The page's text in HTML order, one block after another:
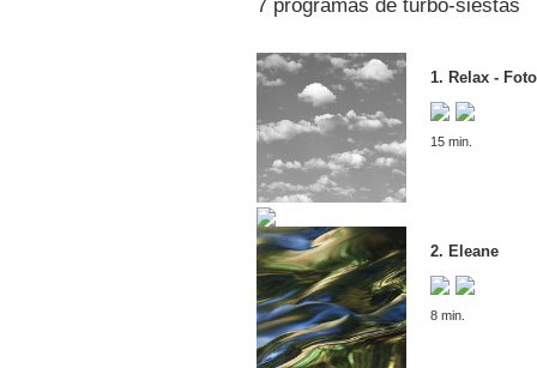
7 programas de turbo-siestas
1. Relax -
15 min.
2. Eleane
8 min.